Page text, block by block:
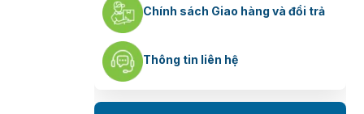
Chính sách Giao hàng và đổi trả
Thông tin liên hệ